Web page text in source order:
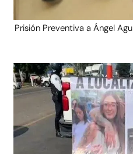
Prisión Preventiva a Ángel